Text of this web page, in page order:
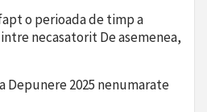
o perioada de timp a
necasatorit De asemenea,
Depunere 2025 nenumarate